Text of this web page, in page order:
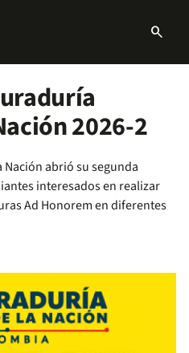
search
2026-2
abrió su segunda
interesados en realizar
Ad Honorem en diferentes